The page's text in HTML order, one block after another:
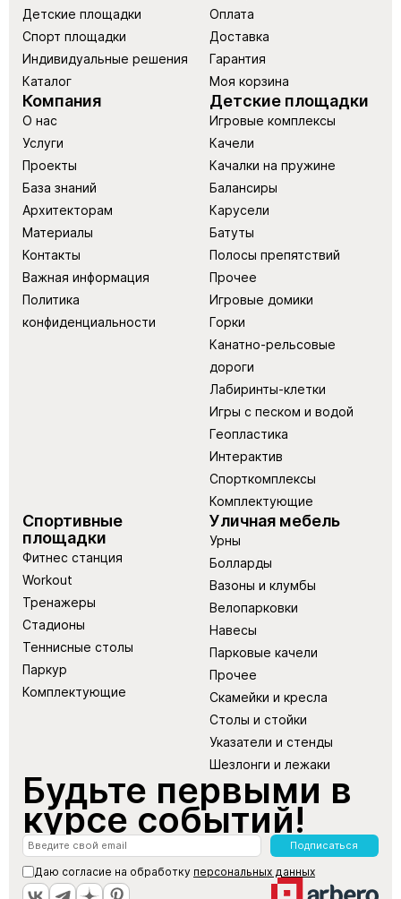
Детские площадки
Спорт площадки
Индивидуальные решения
Каталог
Оплата
Доставка
Гарантия
Моя корзина
Компания
О нас
Услуги
Проекты
База знаний
Архитекторам
Материалы
Контакты
Важная информация
Политика
конфиденциальности
Детские площадки
Игровые комплексы
Качели
Качалки на пружине
Балансиры
Карусели
Батуты
Полосы препятствий
Прочее
Игровые домики
Горки
Канатно-рельсовые
дороги
Лабиринты-клетки
Игры с песком и водой
Геопластика
Интерактив
Спорткомплексы
Комплектующие
Спортивные
площадки
Фитнес станция
Workout
Тренажеры
Стадионы
Теннисные столы
Паркур
Комплектующие
Уличная мебель
Урны
Болларды
Вазоны и клумбы
Велопарковки
Навесы
Парковые качели
Прочее
Скамейки и кресла
Столы и стойки
Указатели и стенды
Шезлонги и лежаки
Будьте первыми в
курсе событий!
Подписаться
Даю согласие на обработку персональных данных